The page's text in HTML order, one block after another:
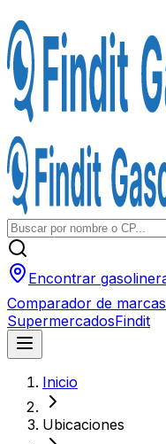
Encontrar
Comparador de marcas
SupermercadosFindit
Inicio
Ubicaciones